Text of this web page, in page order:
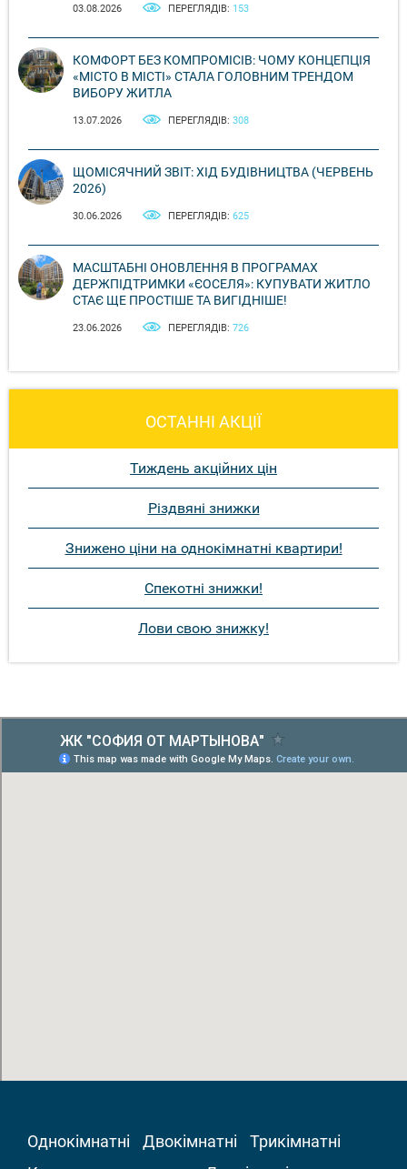
03.08.2026 ПЕРЕГЛЯДІВ: 153
КОМФОРТ БЕЗ КОМПРОМІСІВ: ЧОМУ КОНЦЕПЦІЯ
«МІСТО В МІСТІ» СТАЛА ГОЛОВНИМ ТРЕНДОМ
ВИБОРУ ЖИТЛА
13.07.2026 ПЕРЕГЛЯДІВ: 308
ЩОМІСЯЧНИЙ ЗВІТ: ХІД БУДІВНИЦТВА (ЧЕРВЕНЬ
2026)
30.06.2026 ПЕРЕГЛЯДІВ: 625
МАСШТАБНІ ОНОВЛЕННЯ В ПРОГРАМАХ
ДЕРЖПІДТРИМКИ «ЄОСЕЛЯ»: КУПУВАТИ ЖИТЛО
СТАЄ ЩЕ ПРОСТІШЕ ТА ВИГІДНІШЕ!
23.06.2026 ПЕРЕГЛЯДІВ: 726
ОСТАННІ АКЦІЇ
Тиждень акційних цін
Різдвяні знижки
Знижено ціни на однокімнатні квартири!
Спекотні знижки!
Лови свою знижку!
Однокімнатні Двокімнатні
Трикімнатні